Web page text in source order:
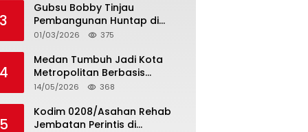
3
Gubsu Bobby Tinjau
Pembangunan Huntap di
Tapteng
01/03/2026 375
4
Medan Tumbuh Jadi Kota
Metropolitan Berbasis
Teknologi
14/05/2026 368
5
Kodim 0208/Asahan Rehab
Jembatan Perintis di